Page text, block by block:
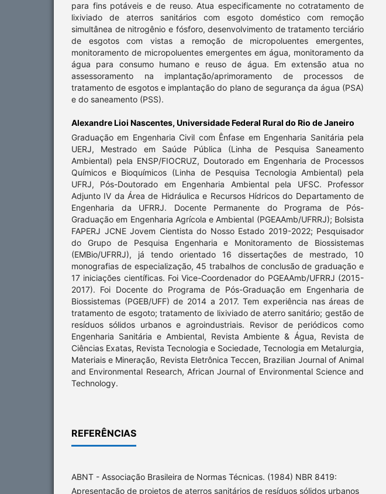
para fins potáveis e de reuso. Atua especificamente no cotratamento de
lixiviado de aterros sanitários com esgoto doméstico com remoção
simultânea de nitrogênio e fósforo, desenvolvimento de tratamento terciário
de esgotos com vistas a remoção de micropoluentes emergentes,
monitoramento de micropoluentes emergentes em água, monitoramento da
água para consumo humano e reuso de água. Em extensão atua no
assessoramento na implantação/aprimoramento de processos de
tratamento de esgotos e implantação do plano de segurança da água (PSA)
e do saneamento (PSS).
Alexandre Lioi Nascentes, Universidade Federal Rural do Rio de Janeiro
Graduação em Engenharia Civil com Ênfase em Engenharia Sanitária pela
UERJ, Mestrado em Saúde Pública (Linha de Pesquisa Saneamento
Ambiental) pela ENSP/FIOCRUZ, Doutorado em Engenharia de Processos
Químicos e Bioquímicos (Linha de Pesquisa Tecnologia Ambiental) pela
UFRJ, Pós-Doutorado em Engenharia Ambiental pela UFSC. Professor
Adjunto IV da Área de Hidráulica e Recursos Hídricos do Departamento de
Engenharia da UFRRJ. Docente Permanente do Programa de Pós-
Graduação em Engenharia Agrícola e Ambiental (PGEAAmb/UFRRJ); Bolsista
FAPERJ JCNE Jovem Cientista do Nosso Estado 2019-2022; Pesquisador
do Grupo de Pesquisa Engenharia e Monitoramento de Biossistemas
(EMBio/UFRRJ), já tendo orientado 16 dissertações de mestrado, 10
monografias de especialização, 45 trabalhos de conclusão de graduação e
17 iniciações científicas. Foi Vice-Coordenador do PGEAAmb/UFRRJ (2015-
2017). Foi Docente do Programa de Pós-Graduação em Engenharia de
Biossistemas (PGEB/UFF) de 2014 a 2017. Tem experiência nas áreas de
tratamento de esgoto; tratamento de lixiviado de aterro sanitário; gestão de
resíduos sólidos urbanos e agroindustriais. Revisor de periódicos como
Engenharia Sanitária e Ambiental, Revista Ambiente & Água, Revista de
Ciências Exatas, Revista Tecnologia e Sociedade, Tecnologia em Metalurgia,
Materiais e Mineração, Revista Eletrônica Teccen, Brazilian Journal of Animal
and Environmental Research, African Journal of Environmental Science and
Technology.
REFERÊNCIAS
ABNT - Associação Brasileira de Normas Técnicas. (1984) NBR 8419:
Apresentação de projetos de aterros sanitários de resíduos sólidos urbanos